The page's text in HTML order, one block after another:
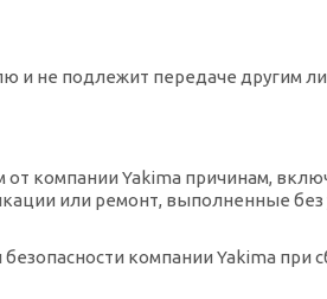
и не подлежит передаче другим
компании Yakima причинам,
или ремонт, выполненные без
компании Yakima при